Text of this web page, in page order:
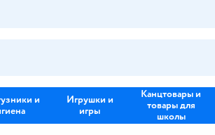
и
Игрушки и
игры
Канцтовары и
товары для
школы